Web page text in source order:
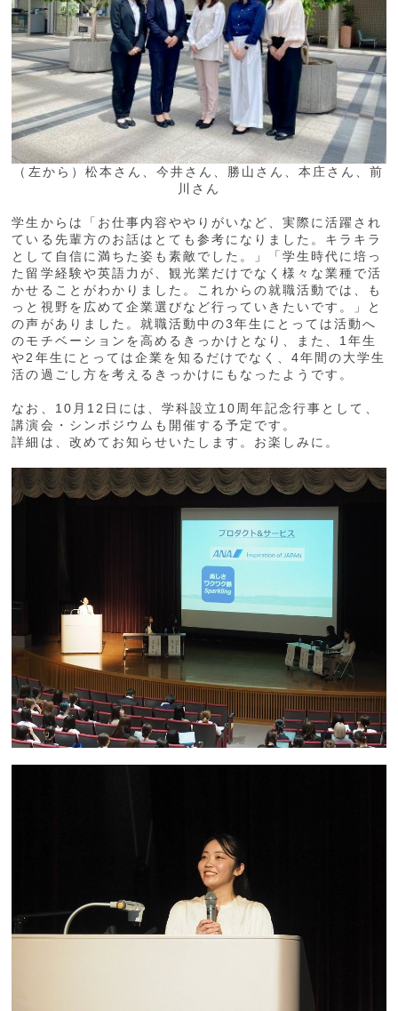
（左から）松本さん、今井さん、勝山さん、本庄さん、前
川さん
学生からは「お仕事内容ややりがいなど、実際に活躍され
ている先輩方のお話はとても参考になりました。キラキラ
として自信に満ちた姿も素敵でした。」「学生時代に培っ
た留学経験や英語力が、観光業だけでなく様々な業種で活
かせることがわかりました。これからの就職活動では、も
っと視野を広めて企業選びなど行っていきたいです。」と
の声がありました。就職活動中の3年生にとっては活動へ
のモチベーションを高めるきっかけとなり、また、1年生
や2年生にとっては企業を知るだけでなく、4年間の大学生
活の過ごし方を考えるきっかけにもなったようです。
なお、10月12日には、学科設立10周年記念行事として、
講演会・シンポジウムも開催する予定です。
詳細は、改めてお知らせいたします。お楽しみに。